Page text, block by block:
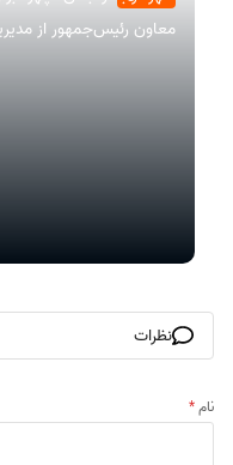
معاون رئیس‌جمهور از
نظرات
نام*